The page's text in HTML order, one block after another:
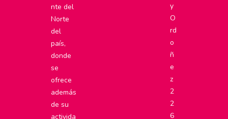
nte del
Norte
del
país,
donde
se
ofrece
además
de su
activida
y
O
rd
o
ñ
e
z
2
2
6